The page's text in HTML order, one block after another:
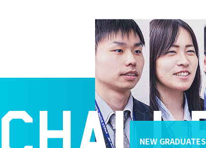
NEW GRADUATES